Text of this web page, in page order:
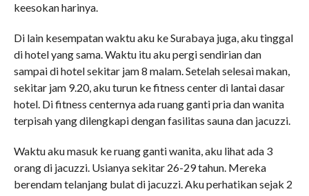
keesokan harinya.
Di lain kesempatan waktu aku ke Surabaya juga, aku tinggal
di hotel yang sama. Waktu itu aku pergi sendirian dan
sampai di hotel sekitar jam 8 malam. Setelah selesai makan,
sekitar jam 9.20, aku turun ke fitness center di lantai dasar
hotel. Di fitness centernya ada ruang ganti pria dan wanita
terpisah yang dilengkapi dengan fasilitas sauna dan jacuzzi.
Waktu aku masuk ke ruang ganti wanita, aku lihat ada 3
orang di jacuzzi. Usianya sekitar 26-29 tahun. Mereka
berendam telanjang bulat di jacuzzi. Aku perhatikan sejak 2